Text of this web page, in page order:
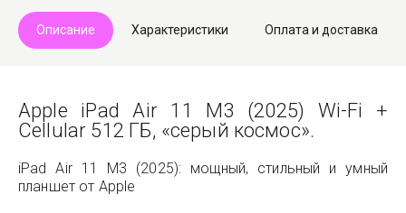
Описание Характеристики Оплата и доставка
Apple iPad Air 11 M3 (2025) Wi-Fi +
Cellular 512 ГБ, «серый космос».
iPad Air 11 M3 (2025): мощный, стильный и умный
планшет от Apple